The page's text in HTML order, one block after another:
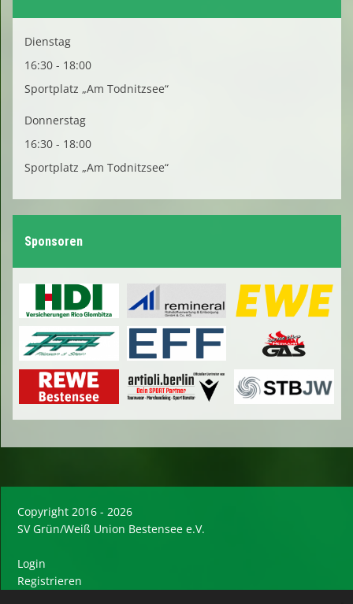
Dienstag
16:30 - 18:00
Sportplatz „Am Todnitzsee“
Donnerstag
16:30 - 18:00
Sportplatz „Am Todnitzsee“
Sponsoren
Copyright 2016 - 2026
SV Grün/Weiß Union Bestensee e.V.
Login
Registrieren